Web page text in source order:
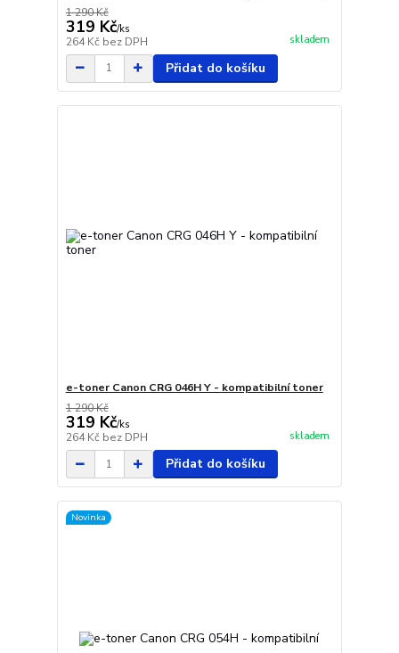
1 290 Kč
319 Kč/ks
264 Kč bez DPH skladem
Přidat do košíku
e-toner Canon CRG 046H Y - kompatibilní toner
1 290 Kč
319 Kč/ks
264 Kč bez DPH skladem
Přidat do košíku
Novinka